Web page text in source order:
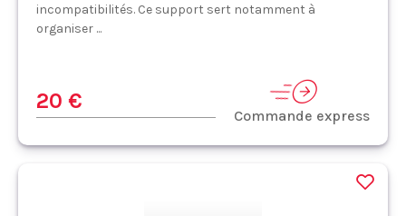
incompatibilités. Ce support sert notamment à
organiser ...
20 €
Commande express